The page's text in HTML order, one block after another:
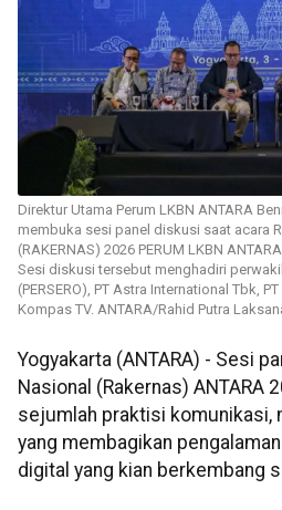
Direktur Utama Perum LKBN ANTARA
membuka sesi panel diskusi saat acara
(RAKERNAS) 2026 PERUM LKBN
Sesi diskusi tersebut menghadiri
(PERSERO), PT Astra International Tbk,
Kompas TV. ANTARA/Rahid Putra
Yogyakarta (ANTARA) - Sesi
Nasional (Rakernas) ANTARA
sejumlah praktisi komunikasi,
yang membagikan
digital yang kian berkembang